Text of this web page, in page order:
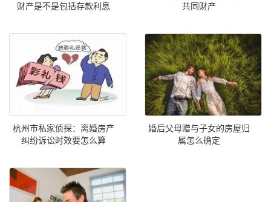
财产是不是包括存款利息
共同财产
杭州市私家侦探：离婚房产
纠纷诉讼时效要怎么算
婚后父母赠与子女的房屋归
属怎么确定